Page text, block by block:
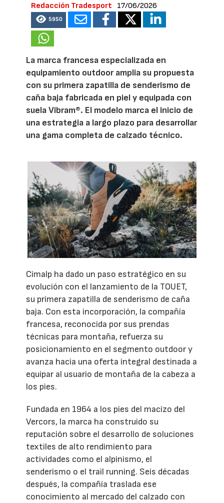
Redacción Tradesport 17/06/2026
5950
La marca francesa especializada en
equipamiento outdoor amplía su propuesta
con su primera zapatilla de senderismo de
caña baja fabricada en piel y equipada con
suela Vibram®. El modelo marca el inicio de
una estrategia a largo plazo para desarrollar
una gama completa de calzado técnico.
Cimalp ha dado un paso estratégico en su
evolución con el lanzamiento de la TOUET,
su primera zapatilla de senderismo de caña
baja. Con esta incorporación, la compañía
francesa, reconocida por sus prendas
técnicas para montaña, refuerza su
posicionamiento en el segmento outdoor y
avanza hacia una oferta integral destinada a
equipar al usuario de montaña de la cabeza a
los pies.
Fundada en 1964 a los pies del macizo del
Vercors, la marca ha construido su
reputación sobre el desarrollo de soluciones
textiles de alto rendimiento para
actividades como el alpinismo, el
senderismo o el trail running. Seis décadas
después, la compañía traslada ese
conocimiento al mercado del calzado con